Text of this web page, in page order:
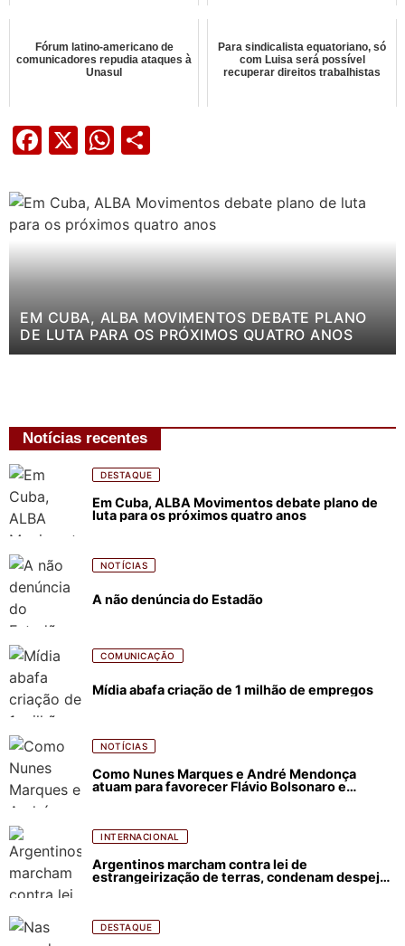
Fórum latino-americano de
comunicadores repudia ataques à
Unasul
Para sindicalista equatoriano, só
com Luisa será possível
recuperar direitos trabalhistas
Facebook
X WhatsApp
EM CUBA, ALBA MOVIMENTOS DEBATE PLANO
DE LUTA PARA OS PRÓXIMOS QUATRO ANOS
Notícias recentes
DESTAQUE
Em Cuba, ALBA Movimentos debate plano de
luta para os próximos quatro anos
NOTÍCIAS
A não denúncia do Estadão
COMUNICAÇÃO
Mídia abafa criação de 1 milhão de empregos
NOTÍCIAS
Como Nunes Marques e André Mendonça
atuam para favorecer Flávio Bolsonaro e
INTERNACIONAL
Argentinos marcham contra lei de
estrangeirização de terras, condenam despejos
DESTAQUE